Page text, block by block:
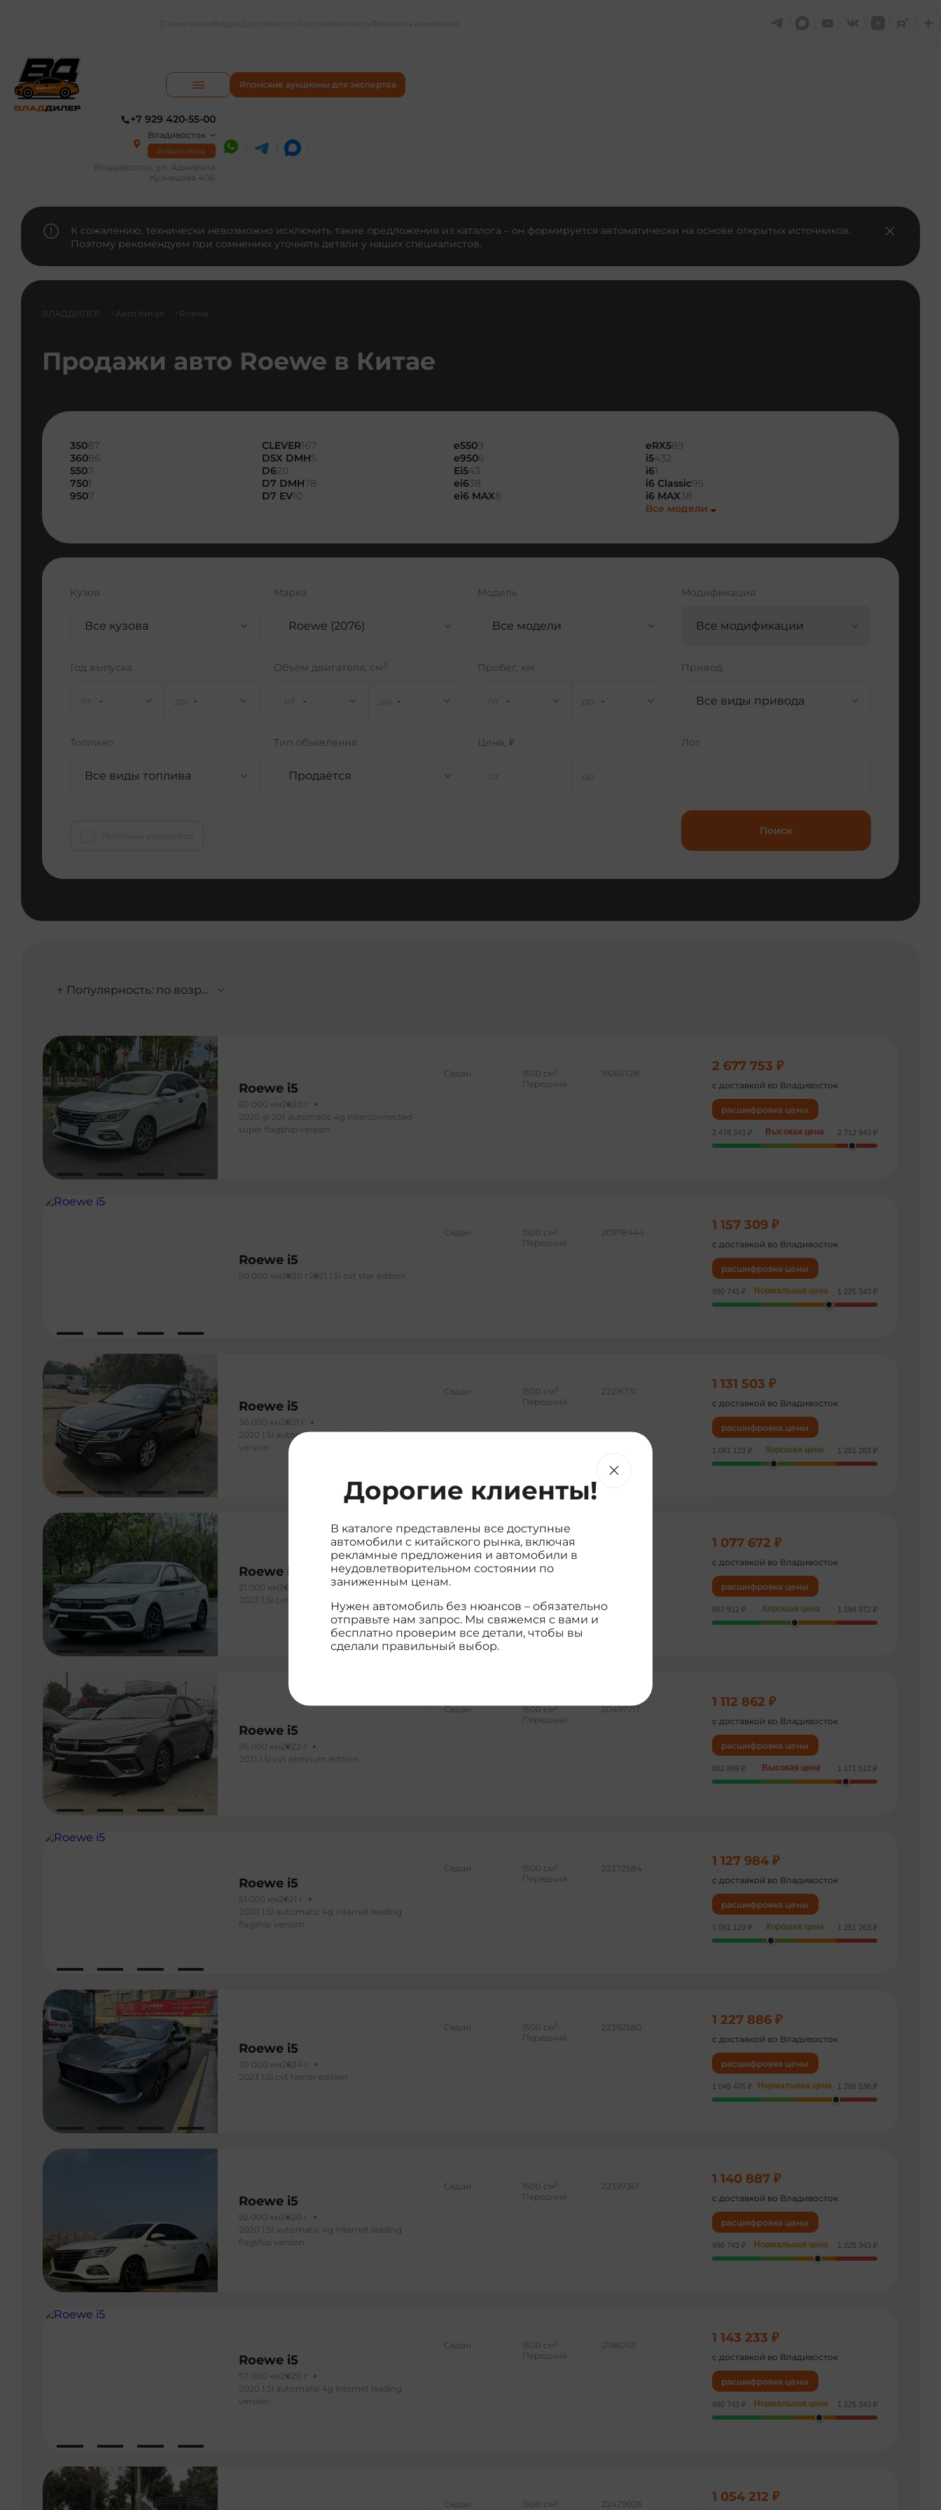
Японские аукционы для экспертов
+7 929 420-55-00
Владивосток
Выбрать город
Владивосток, ул. Адмирала
Кузнецова 40Б
К сожалению, технически невозможно исключить такие предложения из каталога – он формируется автоматически на основе открытых источников.
Поэтому рекомендуем при сомнениях уточнять детали у наших специалистов.
ВЛАДДИЛЕР Авто Китая Roewe
Продажи авто Roewe в Китае
35087
36086
5507
7501
9507
CLEVER167
D5X DMH5
D620
D7 DMH78
D7 EV10
e5509
e9506
Ei543
ei638
ei6 MAX8
eRX589
i5432
i61
i6 Classic95
i6 MAX38
Все модели
Кузов
Все кузова
Марка
Roewe (2076)
Модель
Все модели
Модификация
Все модификации
Год выпуска
- -
Объем двигателя, см3
- -
Пробег, км
- -
Привод
Все виды привода
Топливо
Все виды топлива
Тип объявления
Продаётся
Цена, ₽ Лот
Поиск
↑ Популярность: по возрастанию
Roewe i5
60 000 км2020 г
2020 gl 20t automatic 4g interconnected
super flagship version
Седан 1500 см 3
Передний
19265728 2 677 753 ₽
с доставкой во Владивосток
расшифровка цены
2 478 343 ₽ Высокая цена 2 712 943 ₽
Roewe i5
50 000 км2020 г 2021 1.5l cvt star edition
Седан 1500 см 3
Передний
20978444 1 157 309 ₽
с доставкой во Владивосток
расшифровка цены
990 743 ₽ Нормальная цена 1 225 343 ₽
Roewe i5
36 000 км2021 г
2020 1.5l automatic 4g internet leading
version
Седан 1500 см 3
Передний
22216731 1 131 503 ₽
с доставкой во Владивосток
расшифровка цены
1 061 123 ₽ Хорошая цена 1 251 263 ₽
Roewe i5
21 000 км2023 г
2023 1.5l cvt deluxe edition
Седан 1500 см
Передний
1 077 672 ₽
с доставкой во Владивосток
расшифровка цены
957 912 ₽ Хорошая цена 1 194 972 ₽
Roewe i5
26 000 км2022 г
2021 1.5l cvt platinum edition
Седан 1500 см3
Передний
20497717 1 112 862 ₽
с доставкой во Владивосток
расшифровка цены
862 899 ₽ Высокая цена 1 171 512 ₽
Roewe i5
51 000 км2021 г
2020 1.5l automatic 4g internet leading
flagship version
Седан 1500 см 3
Передний
22372584 1 127 984 ₽
с доставкой во Владивосток
расшифровка цены
1 061 123 ₽ Хорошая цена 1 251 263 ₽
Roewe i5
20 000 км2024 г
2023 1.5l cvt honor edition
Седан 1500 см 3
Передний
22392580 1 227 886 ₽
с доставкой во Владивосток
расшифровка цены
1 049 476 ₽ Нормальная цена 1 286 536 ₽
Roewe i5
92 000 км2020 г
2020 1.5l automatic 4g internet leading
flagship version
Седан 1500 см 3
Передний
22397361 1 140 887 ₽
с доставкой во Владивосток
расшифровка цены
990 743 ₽ Нормальная цена 1 225 343 ₽
Roewe i5
57 000 км2020 г
2020 1.5l automatic 4g internet leading
version
Седан 1500 см 3
Передний
21980113 1 143 233 ₽
с доставкой во Владивосток
расшифровка цены
990 743 ₽ Нормальная цена 1 225 343 ₽
Седан 1500 см 3 22429026 1 054 212 ₽
Дорогие клиенты!
В каталоге представлены все доступные
автомобили с китайского рынка, включая
рекламные предложения и автомобили в
неудовлетворительном состоянии по
заниженным ценам.
Нужен автомобиль без нюансов – обязательно
отправьте нам запрос. Мы свяжемся с вами и
бесплатно проверим все детали, чтобы вы
сделали правильный выбор.